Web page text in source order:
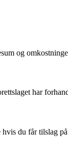
og
har
hvis du får tilslag